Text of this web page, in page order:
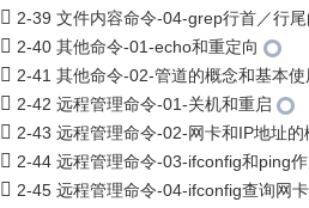
2-39 文件内容命令-04-grep行首／行
2-40 其他命令-01-echo和重定向
2-41 其他命令-02-管道的概念和基本使
2-42 远程管理命令-01-关机和重启
2-43 远程管理命令-02-网卡和IP地址的
2-44 远程管理命令-03-ifconfig和ping
2-45 远程管理命令-04-ifconfig查询网